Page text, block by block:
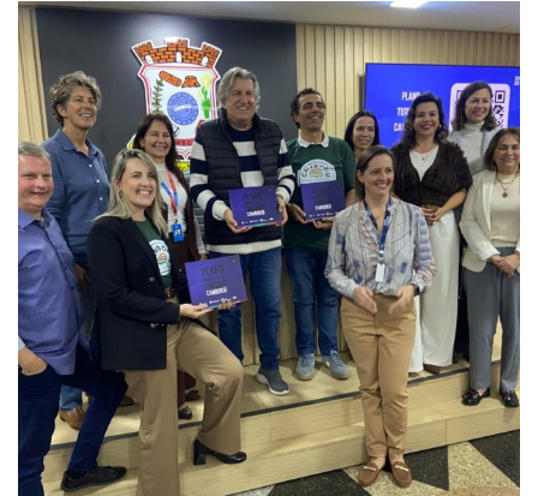
08/08/2026 | 07:00
Teatro Bruno Nitz terá concerto “Rock ao Piano” neste sábado
BALNEÁRIO CAMBORIÚ